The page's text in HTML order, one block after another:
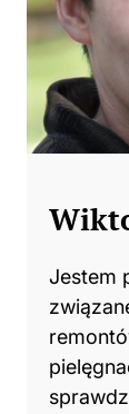
Jestem